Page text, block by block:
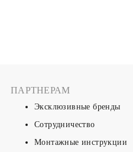
ПАРТНЕРАМ
Эксклюзивные бренды
Сотрудничество
Монтажные инструкции